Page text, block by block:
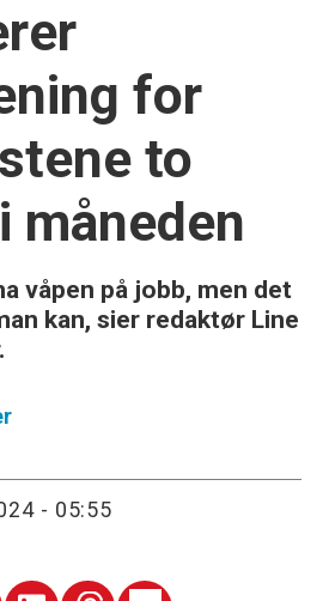
for
to
måneden
våpen på jobb, men det
kan, sier redaktør Line
- 05:55